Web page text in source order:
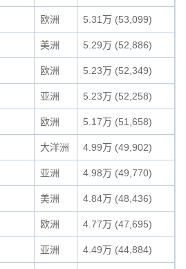
欧洲 5.31万 (53,099)
美洲 5.29万 (52,886)
欧洲 5.23万 (52,349)
亚洲 5.23万 (52,258)
欧洲 5.17万 (51,658)
大洋洲 4.99万 (49,902)
亚洲 4.98万 (49,770)
美洲 4.84万 (48,436)
欧洲 4.77万 (47,695)
亚洲 4.49万 (44,884)